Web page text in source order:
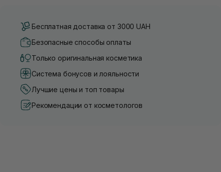
Бесплатная доставка от 3000 UAH
Безопасные способы оплаты
Только оригинальная косметика
Система бонусов и лояльности
Лучшие цены и топ товары
Рекомендации от косметологов